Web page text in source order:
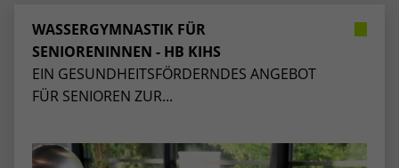
WASSERGYMNASTIK FÜR
SENIORENINNEN - HB KIHS
EIN GESUNDHEITSFÖRDERNDES ANGEBOT
FÜR SENIOREN ZUR...